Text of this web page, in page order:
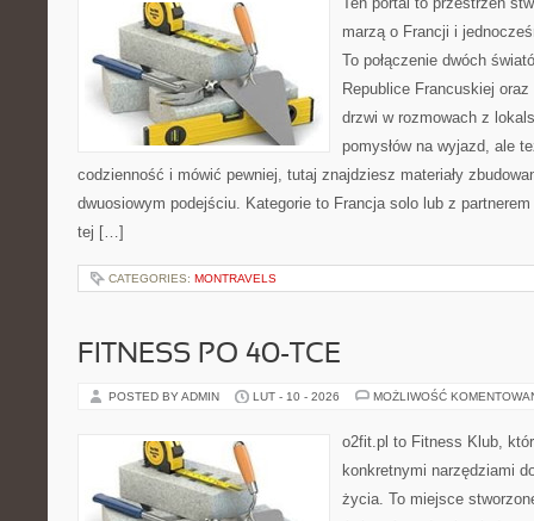
marzą o Francji i
To połączenie dwóch
Republice Francuskiej
drzwi w rozmowach z
pomysłów na wyjazd, ale
codzienność i mówić pewniej, tutaj znajdziesz materiały
dwuosiowym podejściu. Kategorie to Francja solo lub z
tej […]
CATEGORIES: MONTRAVELS
FITNESS PO 40-TCE
POSTED BY ADMIN LUT - 10 - 2026 MOŻLIWOŚĆ
o2fit.pl to Fitness Klub,
konkretnymi narzędziami
życia. To miejsce